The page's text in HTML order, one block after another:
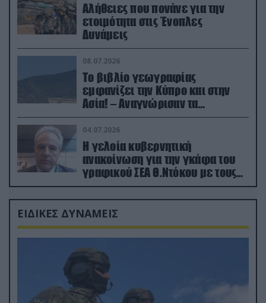
Αλήθειες που πονάνε για την
ετοιμότητα στις Ένοπλες
Δυνάμεις
08.07.2026
Το βιβλίο γεωγραφίας
εμφανίζει την Κύπρο και στην
Ασία! – Αναγνώρισαν τα
κατεχόμενα; (φωτο)
04.07.2026
Η γελοία κυβερνητική
ανακοίνωση για την γκάφα του
γραφικού ΣΕΑ Θ.Ντόκου με τους
Ρώσους φαρσέρ
ΕΙΔΙΚΕΣ ΔΥΝΑΜΕΙΣ